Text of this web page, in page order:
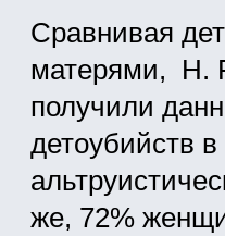
Сравнивая
матерями, H.
получили
детоубийств
же, 72%